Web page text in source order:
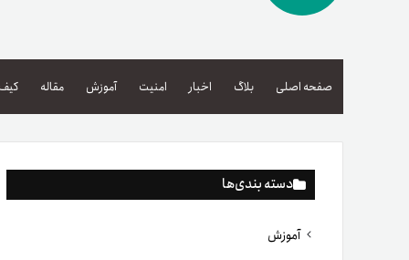
بازار تترلند
سرمایه‌گذاری آسان
صفحه اصلی بلاگ اخبار امنیت آموزش مقاله
دسته بندی‌ها
آموزش